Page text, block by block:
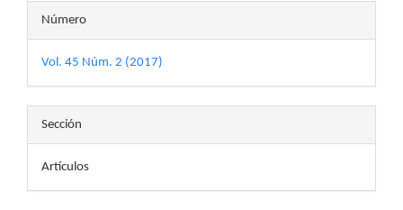
Número
Vol. 45 Núm. 2 (2017)
Sección
Artículos